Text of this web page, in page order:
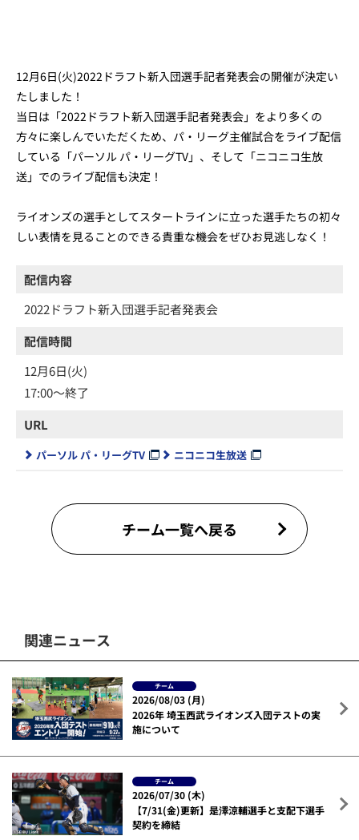
12月6日(火)2022ドラフト新入団選手記者発表会の開催が決定い
たしました！
当日は「2022ドラフト新入団選手記者発表会」をより多くの
方々に楽しんでいただくため、パ・リーグ主催試合をライブ配信
している「パーソル パ・リーグTV」、そして「ニコニコ生放
送」でのライブ配信も決定！
ライオンズの選手としてスタートラインに立った選手たちの初々
しい表情を見ることのできる貴重な機会をぜひお見逃しなく！
配信内容
2022ドラフト新入団選手記者発表会
配信時間
12月6日(火)
17:00～終了
URL
パーソル パ・リーグTV ニコニコ生放送
チーム一覧へ戻る
関連ニュース
チーム
2026/08/03 (月)
2026年 埼玉西武ライオンズ入団テストの実
施について
チーム
2026/07/30 (木)
【7/31(金)更新】是澤涼輔選手と支配下選手
契約を締結